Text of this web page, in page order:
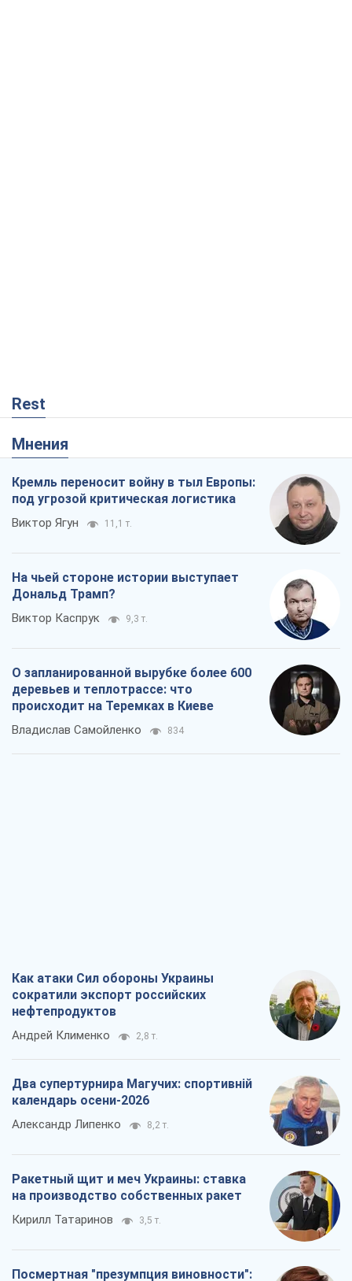
Rest
Мнения
Кремль переносит войну в тыл Европы:
под угрозой критическая логистика
Виктор Ягун 11,1 т.
На чьей стороне истории выступает
Дональд Трамп?
Виктор Каспрук 9,3 т.
О запланированной вырубке более 600
деревьев и теплотрассе: что
происходит на Теремках в Киеве
Владислав Самойленко 834
Как атаки Сил обороны Украины
сократили экспорт российских
нефтепродуктов
Андрей Клименко 2,8 т.
Два супертурнира Магучих: спортивній
календарь осени-2026
Александр Липенко 8,2 т.
Ракетный щит и меч Украины: ставка
на производство собственных ракет
Кирилл Татаринов 3,5 т.
Посмертная "презумпция виновности":